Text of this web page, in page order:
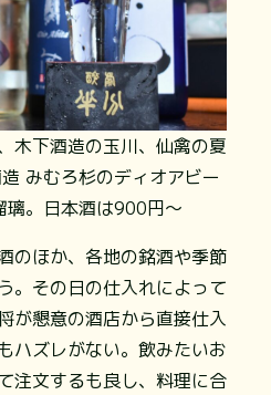
木下酒造の玉川、仙禽の夏
みむろ杉のディオアビー
璃。日本酒は900円～
のほか、各地の銘酒や季節
。その日の仕入れによって
が懇意の酒店から直接仕入
ハズレがない。飲みたいお
注文するも良し、料理に合